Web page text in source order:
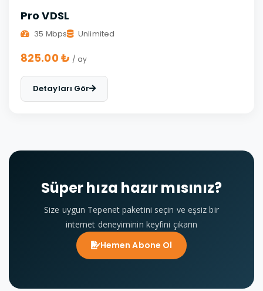
Pro VDSL
35 Mbps Unlimited
825.00 ₺ / ay
Detayları Gör
Süper hıza hazır mısınız?
Size uygun Tepenet paketini seçin ve eşsiz bir
internet deneyiminin keyfini çıkarın
Hemen Abone Ol